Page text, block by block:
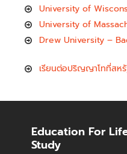
University of
University of
Drew University –
เรียนต่อปริญญาโทที่สหรั
Education For
Study